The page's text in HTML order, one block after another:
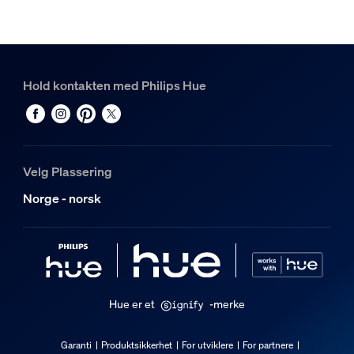
Hue Perifo rett koblingsstykke
Hue White and color ambiance Perifo lineær lyslinje
Hold kontakten med Philips Hue
Velg Plassering
Norge - norsk
Hue er et -merke
Garanti Produktsikkerhet For utviklere For partnere